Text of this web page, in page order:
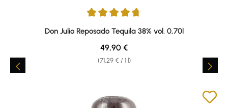
Average rating of 4.76 out of 5 stars
Don Julio Reposado Tequila 38% vol. 0,70l
(71,29 € / 1 l)
Regular price:
49,90 €